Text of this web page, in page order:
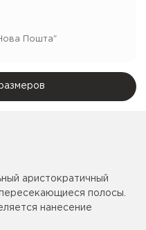
Пошта"
аристократичный
полосы.
нанесение